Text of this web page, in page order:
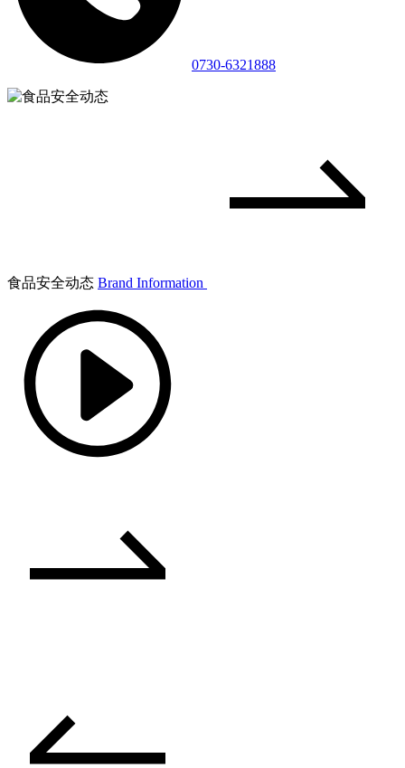
0730-6321888
食品安全动态 Brand Information